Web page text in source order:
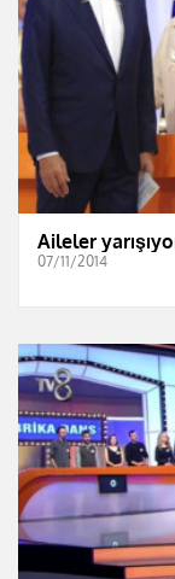
Aileler
07/11/2014